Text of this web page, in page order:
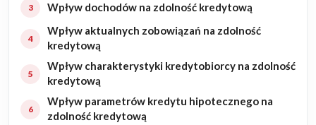
Rozbudowa
Remonty
Budynki biurowe
Wpływ dochodów na zdolność kredytową
Wpływ aktualnych zobowiązań na zdolność
kredytową
Wpływ charakterystyki kredytobiorcy na zdolność
kredytową
Wpływ parametrów kredytu hipotecznego na
zdolność kredytową